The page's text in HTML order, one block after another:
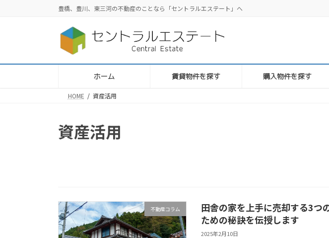
へ
ョ
豊橋、豊川、東三河の不動産のことなら「セントラルエステート」へ
ホーム 賃貸物件を探す 購入物件を探す
HOME 資産活用
資産活用
不動産コラム
田舎の家を上手に売却する3つ
ための秘訣を伝授します
2025年2月10日